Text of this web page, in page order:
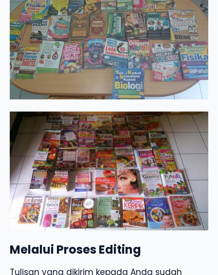
Melalui Proses Editing
Tulisan yang dikirim kepada Anda sudah